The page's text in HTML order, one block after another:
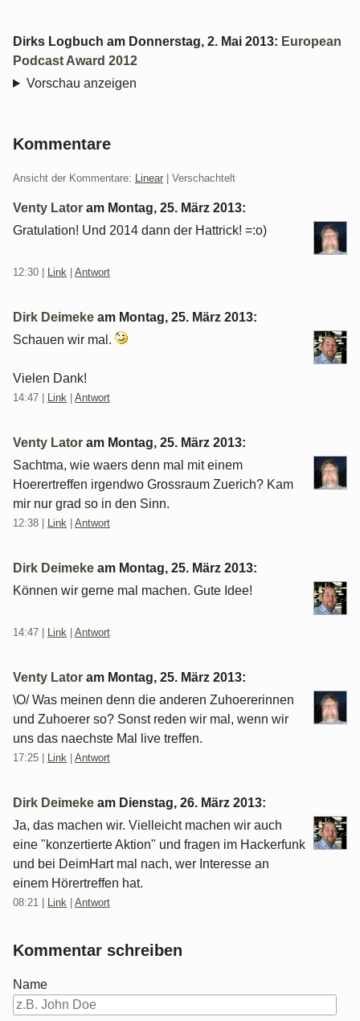
Dirks Logbuch am Donnerstag, 2. Mai 2013: European
Podcast Award 2012
Vorschau anzeigen
Kommentare
Ansicht der Kommentare: Linear | Verschachtelt
Venty Lator am Montag, 25. März 2013:
Gratulation! Und 2014 dann der Hattrick! =:o)
12:30 Link Antwort
Dirk Deimeke am Montag, 25. März 2013:
Schauen wir mal.
Vielen Dank!
14:47 Link Antwort
Venty Lator am Montag, 25. März 2013:
Sachtma, wie waers denn mal mit einem
Hoerertreffen irgendwo Grossraum Zuerich? Kam
mir nur grad so in den Sinn.
12:38 Link Antwort
Dirk Deimeke am Montag, 25. März 2013:
Können wir gerne mal machen. Gute Idee!
14:47 Link Antwort
Venty Lator am Montag, 25. März 2013:
\O/ Was meinen denn die anderen Zuhoererinnen
und Zuhoerer so? Sonst reden wir mal, wenn wir
uns das naechste Mal live treffen.
17:25 Link Antwort
Dirk Deimeke am Dienstag, 26. März 2013:
Ja, das machen wir. Vielleicht machen wir auch
eine "konzertierte Aktion" und fragen im Hackerfunk
und bei DeimHart mal nach, wer Interesse an
einem Hörertreffen hat.
08:21 Link Antwort
Kommentar schreiben
Name